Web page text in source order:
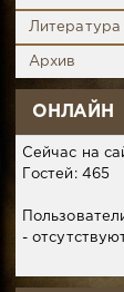
Литература
Архив
ОНЛАЙН
Сейчас на
Гостей: 465
-